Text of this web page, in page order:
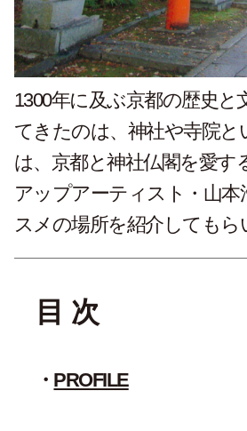
1300年に及ぶ京都の歴史と
てきたのは、神社や寺院と
は、京都と神社仏閣を愛す
アップアーティスト・山本
スメの場所を紹介してもら
目 次
PROFILE